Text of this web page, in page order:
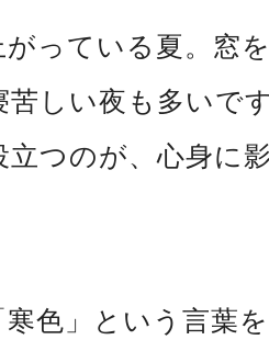
っている夏。窓
苦しい夜も多いで
立つのが、心身に
寒色」という言葉